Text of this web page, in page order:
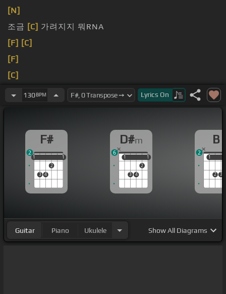
[N]
조금 [C] 가려지지 뭐RNA
[F] [C]
[F]
[C]
130BPM Lyrics On
F#
1
3 4
2
1
1 1
2
D#m
1
3 4
2
1
1 1
6
B
1
2 3
1
2
Guitar Piano Ukulele ShowAll Diagrams